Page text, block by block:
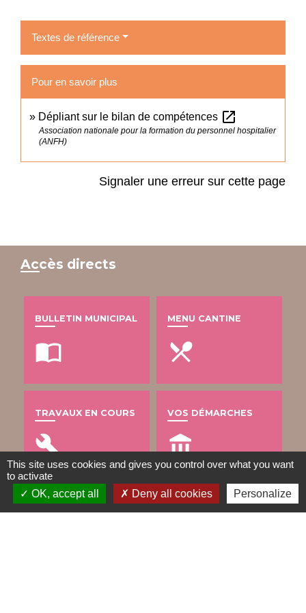
Textes de référence
Pour en savoir plus
Dépliant sur le bilan de compétences open_in_new
Association nationale pour la formation du personnel hospitalier
(ANFH)
Signaler une erreur sur cette page
Accès directs
BULLETIN MUNICIPAL
import_contacts
MENU CANTINE
local_dining
TRAVAUX EN COURS
build
VOS DÉMARCHES
account_balance
This site uses cookies and gives you control over what you want
to activate
OK, accept all
Deny all cookies Personalize